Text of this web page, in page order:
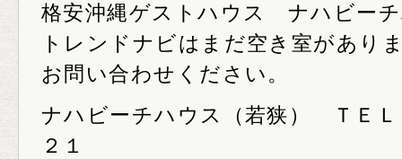
格安沖縄ゲストハウス ナハビー
トレンドナビはまだ空き室があり
お問い合わせください。
ナハビーチハウス（若狭） ＴＥＬ
２１